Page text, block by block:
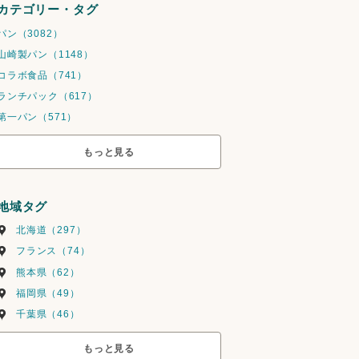
テゴリー・タグ
ン（3082）
崎製パン（1148）
ラボ食品（741）
ンチパック（617）
一パン（571）
もっと見る
域タグ
北海道（297）
フランス（74）
熊本県（62）
福岡県（49）
千葉県（46）
もっと見る